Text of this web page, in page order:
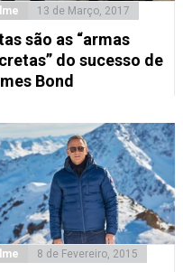
13 de Março, 2017
são as “armas
do sucesso de
Bond
8 de Fevereiro, 2015